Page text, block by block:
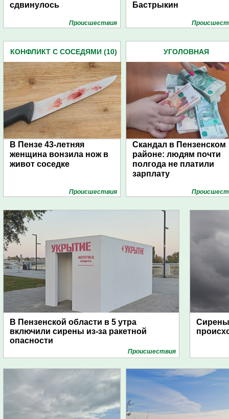
сдвинулось
Проиcшествия
Бастрыкин
КОНФЛИКТ С СОСЕДЯМИ (10)
В Пензе 43-летняя
женщина вонзила нож в
живот соседке
Проиcшествия
УГОЛОВНАЯ
Скандал в Пензенском
районе: людям почти
полгода не платили
зарплату
В Пензенской области в 5 утра
включили сирены из-за ракетной
опасности
Проиcшествия
Сирены